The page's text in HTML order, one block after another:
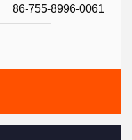
86-755-8996-0061